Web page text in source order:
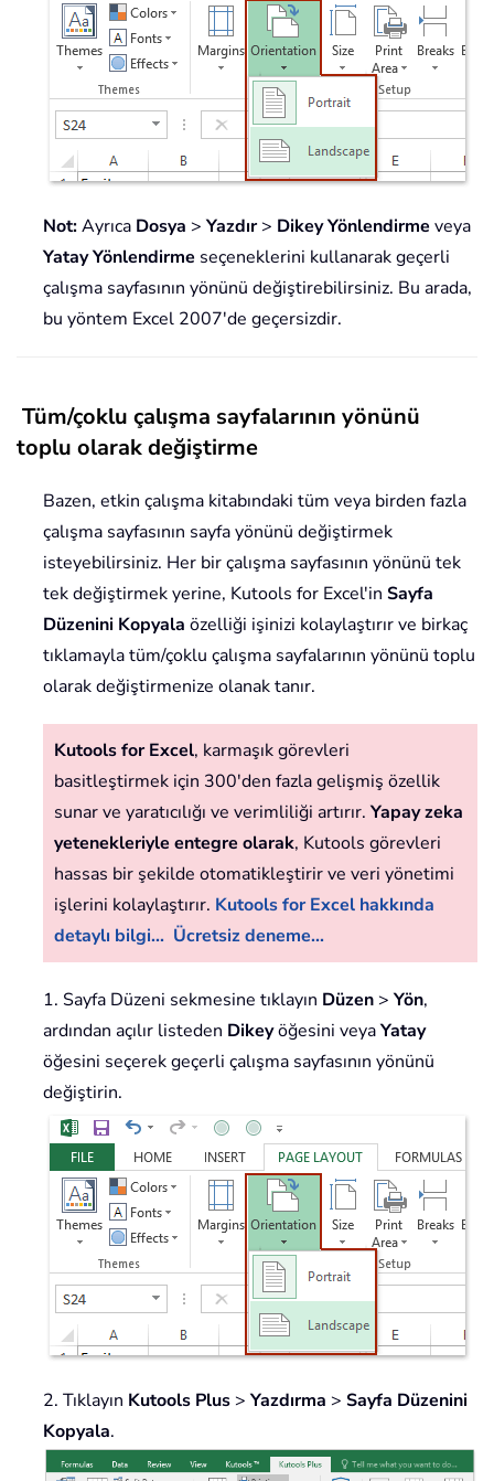
Not:Ayrıca Dosya > Yazdır> Dikey Yönlendirme veya
Yatay Yönlendirme seçeneklerini kullanarak geçerli
çalışma sayfasının yönünü değiştirebilirsiniz. Bu arada,
bu yöntem Excel 2007'de geçersizdir.
Tüm/çoklu çalışma sayfalarının yönünü
toplu olarak değiştirme
Bazen, etkin çalışma kitabındaki tüm veya birden fazla
çalışma sayfasının sayfa yönünü değiştirmek
isteyebilirsiniz. Her bir çalışma sayfasının yönünü tek
tek değiştirmek yerine, Kutools for Excel'in Sayfa
Düzenini Kopyala özelliği işinizi kolaylaştırır ve birkaç
tıklamayla tüm/çoklu çalışma sayfalarının yönünü toplu
olarak değiştirmenize olanak tanır.
Kutools for Excel, karmaşık görevleri
basitleştirmek için 300'den fazla gelişmiş özellik
sunar ve yaratıcılığı ve verimliliği artırır. Yapay zeka
yetenekleriyle entegre olarak, Kutools görevleri
hassas bir şekilde otomatikleştirir ve veri yönetimi
işlerini kolaylaştırır. Kutools for Excel hakkında
detaylı bilgi... Ücretsiz deneme...
1. Sayfa Düzeni sekmesine tıklayın Düzen > Yön,
ardından açılır listeden Dikeyöğesini veyaYatay
öğesini seçerek geçerli çalışma sayfasının yönünü
değiştirin.
2. Tıklayın Kutools Plus > Yazdırma > Sayfa Düzenini
Kopyala.